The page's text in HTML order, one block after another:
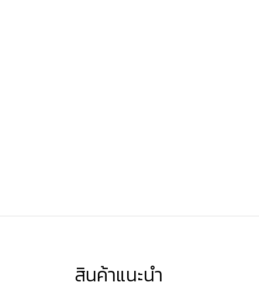
สินค้าแนะนำ